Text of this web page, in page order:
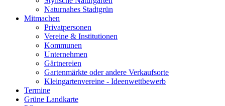
Naturnahes Stadtgrün
Mitmachen
Privatpersonen
Vereine & Institutionen
Kommunen
Unternehmen
Gärtnereien
Gartenmärkte oder andere Verkaufsorte
Kleingartenvereine - Ideenwettbewerb
Termine
Grüne Landkarte